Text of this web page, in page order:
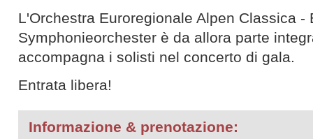
L'Orchestra Euroregionale Alpen Classica -
Symphonieorchester è da allora parte
accompagna i solisti nel concerto di gala.
Entrata libera!
Informazione & prenotazione: